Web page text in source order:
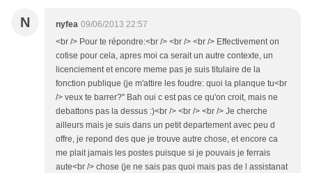
N nyfea 09/06/2013 22:57
<br /> Pour te répondre:<br /> <br /> <br /> Effectivement on
cotise pour cela, apres moi ca serait un autre contexte, un
licenciement et encore meme pas je suis titulaire de la
fonction publique (je m'attire les foudre: quoi la planque tu<br
/> veux te barrer?" Bah oui c est pas ce qu'on croit, mais ne
debattons pas la dessus :)<br /> <br /> <br /> Je cherche
ailleurs mais je suis dans un petit departement avec peu d
offre, je repond des que je trouve autre chose, et encore ca
me plait jamais les postes puisque si je pouvais je ferrais
aute<br /> chose (je ne sais pas quoi mais pas de l assistanat